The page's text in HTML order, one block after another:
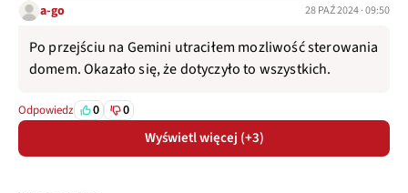
a-go 28 PAŹ 2024 · 09:50
Po przejściu na Gemini utraciłem mozliwość sterowania
domem. Okazało się, że dotyczyło to wszystkich.
Odpowiedz 0 0
Wyświetl więcej (+3)